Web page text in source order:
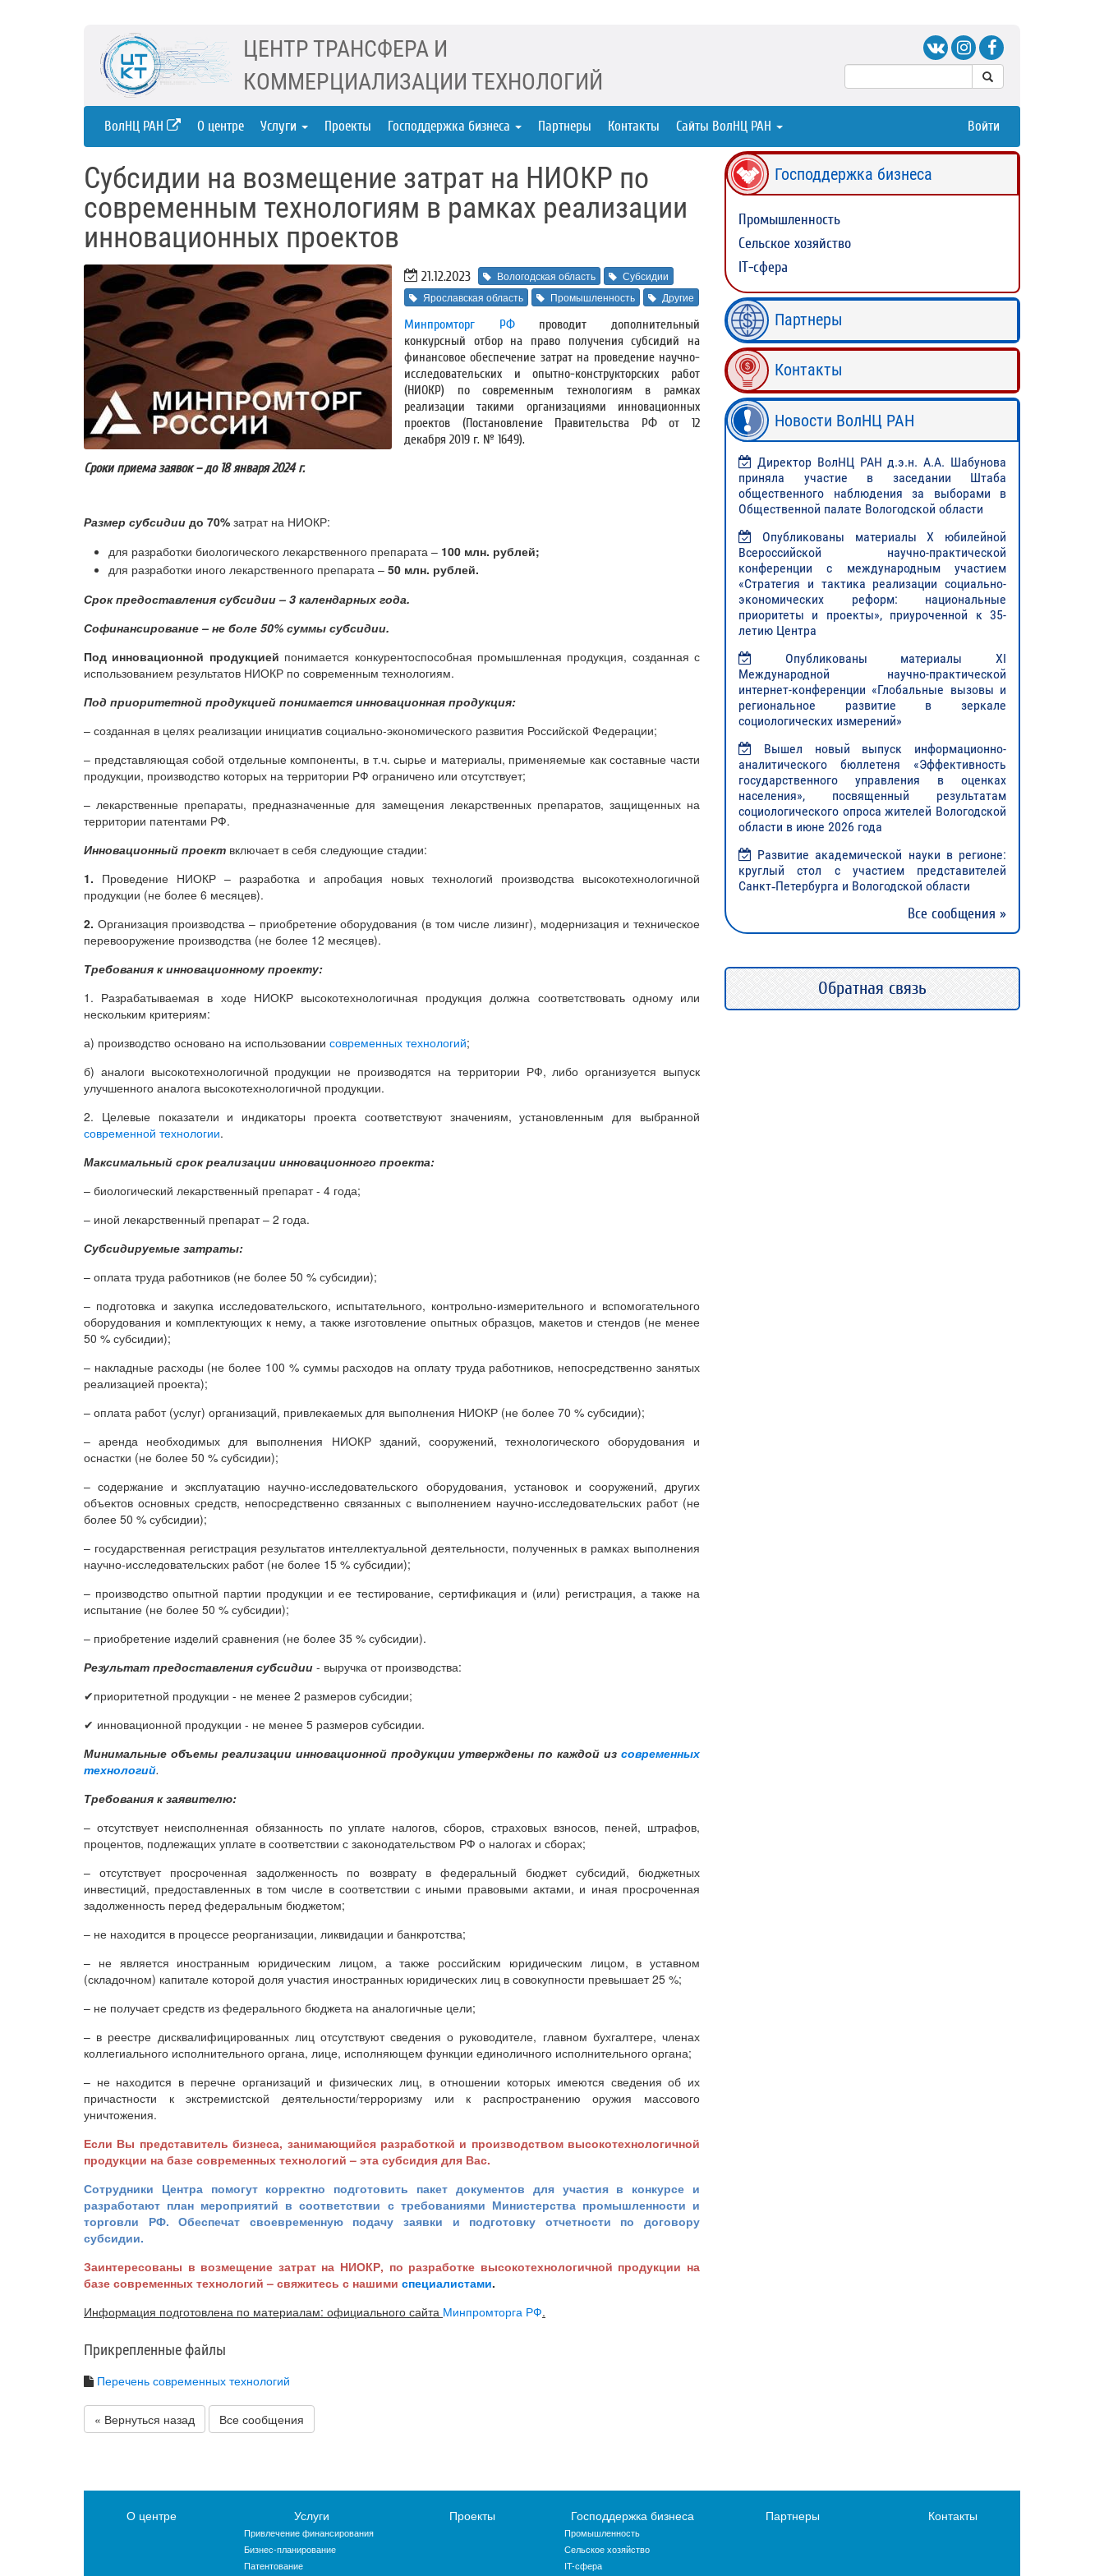
ЦЕНТР ТРАНСФЕРА И
КОММЕРЦИАЛИЗАЦИИ ТЕХНОЛОГИЙ
ВолНЦ РАН О центре Услуги Проекты Господдержка бизнеса Партнеры Контакты Сайты ВолНЦ РАН Войти
Субсидии на возмещение затрат на НИОКР по
современным технологиям в рамках реализации
инновационных проектов
21.12.2023 Вологодская область
Субсидии
Ярославская область
Промышленность Другие
Минпромторг РФпроводит дополнительный
конкурсный отбор на право получения субсидий на
финансовое обеспечение затрат на проведение научно-
исследовательских и опытно-конструкторских работ
(НИОКР) по современным технологиям в рамках
реализации такими организациями инновационных
проектов (Постановление Правительства РФ от 12
декабря 2019 г. № 1649).
Сроки приема заявок – до 18 января 2024 г.
Размер субсидии до 70% затрат на НИОКР:
для разработки биологического лекарственного препарата – 100 млн. рублей;
для разработки иного лекарственного препарата – 50 млн. рублей.
Срок предоставления субсидии – 3 календарных года.
Софинансирование – не боле 50% суммы субсидии.
Под инновационной продукцией понимается конкурентоспособная промышленная продукция, созданная с
использованием результатов НИОКР по современным технологиям.
Под приоритетной продукцией понимается инновационная продукция:
– созданная в целях реализации инициатив социально-экономического развития Российской Федерации;
– представляющая собой отдельные компоненты, в т.ч. сырье и материалы, применяемые как составные части
продукции, производство которых на территории РФ ограничено или отсутствует;
– лекарственные препараты, предназначенные для замещения лекарственных препаратов, защищенных на
территории патентами РФ.
Инновационный проект включает в себя следующие стадии:
1. Проведение НИОКР – разработка и апробация новых технологий производства высокотехнологичной
продукции (не более 6 месяцев).
2. Организация производства – приобретение оборудования (в том числе лизинг), модернизация и техническое
перевооружение производства (не более 12 месяцев).
Требования к инновационному проекту:
1. Разрабатываемая в ходе НИОКР высокотехнологичная продукция должна соответствовать одному или
нескольким критериям:
а) производство основано на использовании современных технологий;
б) аналоги высокотехнологичной продукции не производятся на территории РФ, либо организуется выпуск
улучшенного аналога высокотехнологичной продукции.
2. Целевые показатели и индикаторы проекта соответствуют значениям, установленным для выбранной
современной технологии.
Максимальный срок реализации инновационного проекта:
– биологический лекарственный препарат - 4 года;
– иной лекарственный препарат – 2 года.
Субсидируемые затраты:
– оплата труда работников (не более 50 % субсидии);
– подготовка и закупка исследовательского, испытательного, контрольно-измерительного и вспомогательного
оборудования и комплектующих к нему, а также изготовление опытных образцов, макетов и стендов (не менее
50 % субсидии);
– накладные расходы (не более 100 % суммы расходов на оплату труда работников, непосредственно занятых
реализацией проекта);
– оплата работ (услуг) организаций, привлекаемых для выполнения НИОКР (не более 70 % субсидии);
– аренда необходимых для выполнения НИОКР зданий, сооружений, технологического оборудования и
оснастки (не более 50 % субсидии);
– содержание и эксплуатацию научно-исследовательского оборудования, установок и сооружений, других
объектов основных средств, непосредственно связанных с выполнением научно-исследовательских работ (не
более 50 % субсидии);
– государственная регистрация результатов интеллектуальной деятельности, полученных в рамках выполнения
научно-исследовательских работ (не более 15 % субсидии);
– производство опытной партии продукции и ее тестирование, сертификация и (или) регистрация, а также на
испытание (не более 50 % субсидии);
– приобретение изделий сравнения (не более 35 % субсидии).
Результат предоставления субсидии - выручка от производства:
✔приоритетной продукции - не менее 2 размеров субсидии;
✔ инновационной продукции - не менее 5 размеров субсидии.
Минимальные объемы реализации инновационной продукции утверждены по каждой из современных
технологий.
Требования к заявителю:
– отсутствует неисполненная обязанность по уплате налогов, сборов, страховых взносов, пеней, штрафов,
процентов, подлежащих уплате в соответствии с законодательством РФ о налогах и сборах;
– отсутствует просроченная задолженность по возврату в федеральный бюджет субсидий, бюджетных
инвестиций, предоставленных в том числе в соответствии с иными правовыми актами, и иная просроченная
задолженность перед федеральным бюджетом;
– не находится в процессе реорганизации, ликвидации и банкротства;
– не является иностранным юридическим лицом, а также российским юридическим лицом, в уставном
(складочном) капитале которой доля участия иностранных юридических лиц в совокупности превышает 25 %;
– не получает средств из федерального бюджета на аналогичные цели;
– в реестре дисквалифицированных лиц отсутствуют сведения о руководителе, главном бухгалтере, членах
коллегиального исполнительного органа, лице, исполняющем функции единоличного исполнительного органа;
– не находится в перечне организаций и физических лиц, в отношении которых имеются сведения об их
причастности к экстремистской деятельности/терроризму или к распространению оружия массового
уничтожения.
Если Вы представитель бизнеса, занимающийся разработкой и производством высокотехнологичной
продукции на базе современных технологий – эта субсидия для Вас.
Сотрудники Центра помогут корректно подготовить пакет документов для участия в конкурсе и
разработают план мероприятий в соответствии с требованиями Министерства промышленности и
торговли РФ. Обеспечат своевременную подачу заявки и подготовку отчетности по договору
субсидии.
Заинтересованы в возмещение затрат на НИОКР, по разработке высокотехнологичной продукции на
базе современных технологий – свяжитесь с нашими специалистами.
Информация подготовлена по материалам: официального сайта Минпромторга РФ.
Прикрепленные файлы
Перечень современных технологий
« Вернуться назад Все сообщения
Господдержка бизнеса
Промышленность
Сельское хозяйство
IT-сфера
Партнеры
Контакты
Новости ВолНЦ РАН
Директор ВолНЦ РАН д.э.н. А.А. Шабунова
приняла участие в заседании Штаба
общественного наблюдения за выборами в
Общественной палате Вологодской области
Опубликованы материалы X юбилейной
Всероссийской научно-практической
конференции с международным участием
«Стратегия и тактика реализации социально-
экономических реформ: национальные
приоритеты и проекты», приуроченной к 35-
летию Центра
Опубликованы материалы XI
Международной научно-практической
интернет-конференции «Глобальные вызовы и
региональное развитие в зеркале
социологических измерений»
Вышел новый выпуск информационно-
аналитического бюллетеня «Эффективность
государственного управления в оценках
населения», посвященный результатам
социологического опроса жителей Вологодской
области в июне 2026 года
Развитие академической науки в регионе:
круглый стол с участием представителей
Санкт‑Петербурга и Вологодской области
Все сообщения »
Обратная связь
О центре Услуги
Привлечение финансирования
Бизнес-планирование
Патентование
Проекты Господдержка бизнеса
Промышленность
Сельское хозяйство
IT-сфера
Партнеры Контакты